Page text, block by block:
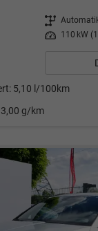
Getriebe
Leistung 110 kW
5,10 l/100km
g/km